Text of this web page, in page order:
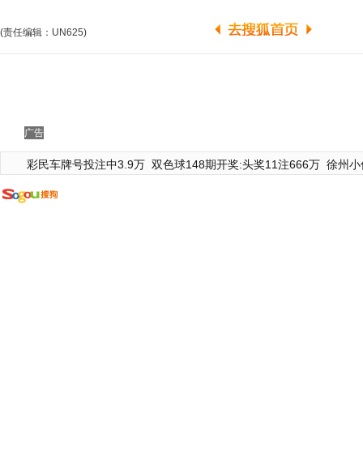
(责任编辑：UN625)
广告
彩民车牌号投注中3.9万 双色球148期开奖:头奖11注666万 徐州